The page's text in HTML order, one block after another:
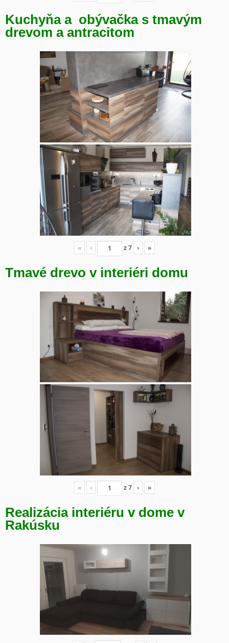
Kuchyňa a obývačka s tmavým
drevom a antracitom
« ‹ z7 › »
Tmavé drevo v interiéri domu
« ‹ z7 › »
Realizácia interiéru v dome v
Rakúsku